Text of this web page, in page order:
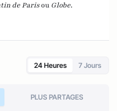
de Parisou Globe.
24 Heures 7 Jours
PLUS PARTAGES